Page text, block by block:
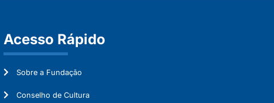
Acesso Rápido
Sobre a Fundação
Conselho de Cultura